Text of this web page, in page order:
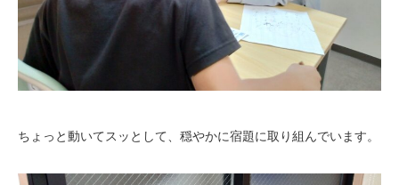
ちょっと動いてスッとして、穏やかに宿題に取り組んでいます。